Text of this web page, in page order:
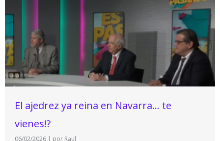
El ajedrez ya reina en Navarra… te
vienes!?
06/02/2026 | por Raul